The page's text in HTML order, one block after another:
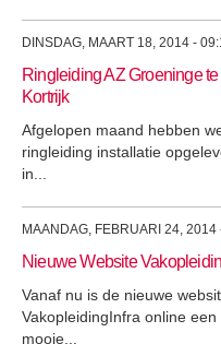
DINSDAG, MAART 18, 2014 -
Ringleiding AZ Groeninge te
Kortrijk
Afgelopen maand hebben
ringleiding installatie
in...
MAANDAG, FEBRUARI 24, 2014
Nieuwe Website
Vanaf nu is de nieuwe
VakopleidingInfra online een
mooie...